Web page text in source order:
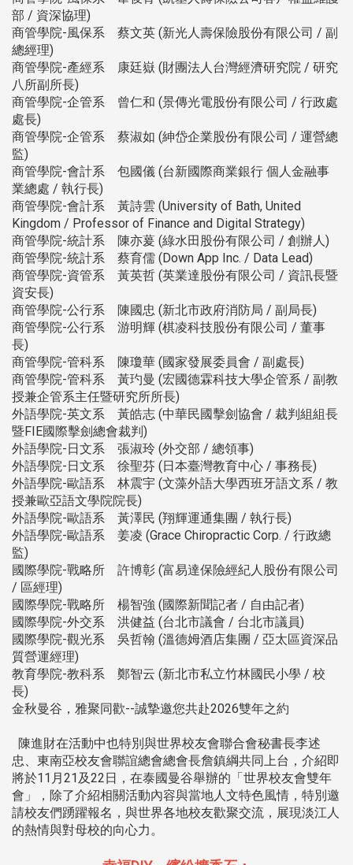
部 / 資深協理)
商管學院-風保系 蔡文英 (新光人壽保險股份有限公司 / 副
總經理)
商管學院-產經系 康廷嶽 (財團法人台灣經濟研究院 / 研究
八所副所長)
商管學院-企管系 曾仁和 (景傳光電股份有限公司 / 行政處
處長)
商管學院-企管系 蔡淑如 (紳岱企業股份有限公司 / 運營總
監)
商管學院-會計系 包國儀 (台新國際商業銀行 個人金融事
業總處 / 執行長)
商管學院-會計系 黃詩雲 (University of Bath, United
Kingdom / Professor of Finance and Digital Strategy)
商管學院-統計系 陳亦萲 (綠水田股份有限公司 / 創辦人)
商管學院-統計系 蔡育儒 (Down App Inc. / Data Lead)
商管學院-資管系 黃英哲 (英業達股份有限公司 / 資訊長暨
資安長)
商管學院-公行系 陳國忠 (新北市政府消防局 / 副局長)
商管學院-公行系 游明輝 (棋凌科技股份有限公司 / 董事
長)
商管學院-管科系 陳瓊華 (國家發展委員會 / 副處長)
商管學院-管科系 黃玓曼 (宏國德霖科技大學企管系 / 副教
授兼企管系主任暨研究所所長)
外語學院-英文系 黃皓志 (中華民國擊劍協會 / 裁判組組長
暨FIE國際擊劍總會裁判)
外語學院-日文系 張淑玲 (外交部 / 總領事)
外語學院-日文系 徐聖芬 (日本臺灣教育中心 / 事務長)
外語學院-歐語系 林震宇 (文藻外語大學西班牙語文系 / 教
授兼歐亞語文學院院長)
外語學院-歐語系 黃澤民 (翔輝運通集團 / 執行長)
外語學院-歐語系 姜凌 (Grace Chiropractic Corp. / 行政總
監)
國際學院-戰略所 許博彰 (富易達保險經紀人股份有限公司
/ 區經理)
國際學院-戰略所 楊智強 (國際新聞記者 / 自由記者)
國際學院-外交系 洪健益 (台北市議會 / 台北市議員)
國際學院-觀光系 吳哲翰 (溫德姆酒店集團 / 亞太區資深品
質營運經理)
教育學院-教科系 鄭智云 (新北市私立竹林國民小學 / 校
長)
金秋曼谷，雅聚同歡--誠摯邀您共赴2026雙年之約
陳進財在活動中也特別與世界校友會聯合會秘書長李述
忠、東南亞校友會聯誼總會總會長詹鎮綱共同上台，介紹即
將於11月21及22日，在泰國曼谷舉辦的「世界校友會雙年
會」，除了介紹相關活動內容與當地人文特色風情，特別邀
請校友們踴躍報名，與世界各地校友歡聚交流，展現淡江人
的熱情與對母校的向心力。